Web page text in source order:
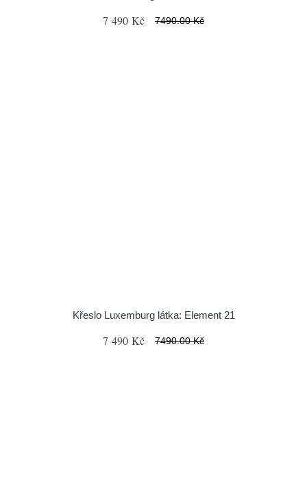
7 490 Kč 7490.00 Kč
Křeslo Luxemburg látka: Element 21
7 490 Kč 7490.00 Kč